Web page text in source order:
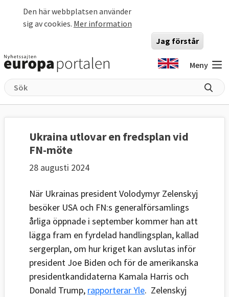
Den här webbplatsen använder
sig av cookies. Mer information
Jag förstår
Meny
Ukraina utlovar en fredsplan vid
FN-möte
28 augusti 2024
När Ukrainas president Volodymyr Zelenskyj
besöker USA och FN:s generalförsamlings
årliga öppnade i september kommer han att
lägga fram en fyrdelad handlingsplan, kallad
sergerplan, om hur kriget kan avslutas inför
president Joe Biden och för de amerikanska
presidentkandidaterna Kamala Harris och
Donald Trump, rapporterar Yle. Zelenskyj